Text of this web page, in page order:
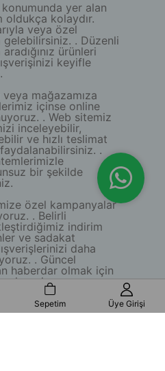
konumunda yer alan
oldukça kolaydır.
veya özel
gelebilirsiniz. . Düzenli
ürünleri
keyifle
veya mağazamıza
içinse online
. Web sitemiz
inceleyebilir,
ve hızlı teslimat
.
bir şekilde
özel kampanyalar
. Belirli
indirim
ve sadakat
daha
. Güncel
haberdar olmak için
medya
unutmayın.
veya özel
Sepetim Üye Girişi